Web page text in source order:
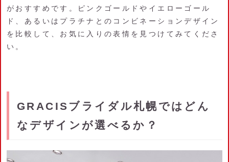
がおすすめです。ピンクゴールドやイエローゴール
ド、あるいはプラチナとのコンビネーションデザイン
を比較して、お気に入りの表情を見つけてみてくださ
い。
GRACISブライダル札幌ではどん
なデザインが選べるか？